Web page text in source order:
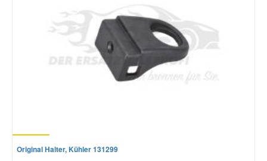
Original Halter, Kühler 131299
Mitsubishi Ersatzteile
Nissan Ersatzteile
Skoda Ersatzteile